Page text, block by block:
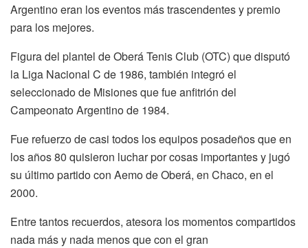
Argentino eran los eventos más trascendentes y premio
para los mejores.
Figura del plantel de Oberá Tenis Club (OTC) que disputó
la Liga Nacional C de 1986, también integró el
seleccionado de Misiones que fue anfitrión del
Campeonato Argentino de 1984.
Fue refuerzo de casi todos los equipos posadeños que en
los años 80 quisieron luchar por cosas importantes y jugó
su último partido con Aemo de Oberá, en Chaco, en el
2000.
Entre tantos recuerdos, atesora los momentos compartidos
nada más y nada menos que con el gran